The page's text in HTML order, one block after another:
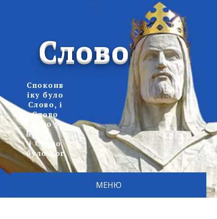
Слово
Споконв
іку було
Слово, і
Слово
було у
Бога,
і Слово
було Бог
МЕНЮ